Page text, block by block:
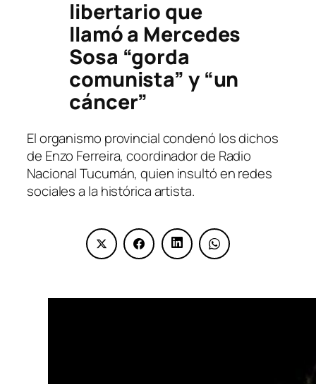
libertario que
llamó a Mercedes
Sosa “gorda
comunista” y “un
cáncer”
El organismo provincial condenó los dichos
de Enzo Ferreira, coordinador de Radio
Nacional Tucumán, quien insultó en redes
sociales a la histórica artista.